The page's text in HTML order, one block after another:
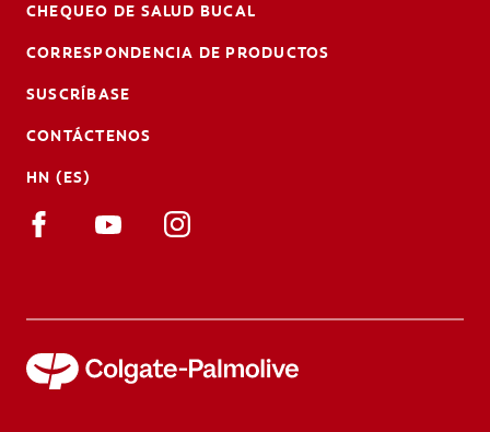
CHEQUEO DE SALUD BUCAL
CORRESPONDENCIA DE PRODUCTOS
SUSCRÍBASE
CONTÁCTENOS
HN (ES)